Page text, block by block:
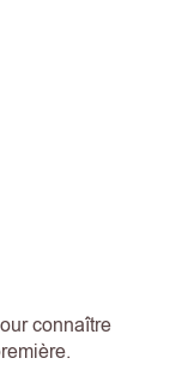
connaître